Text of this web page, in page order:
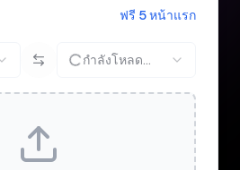
ฟรี 5 หน้าแรก
กำลังโหลด...